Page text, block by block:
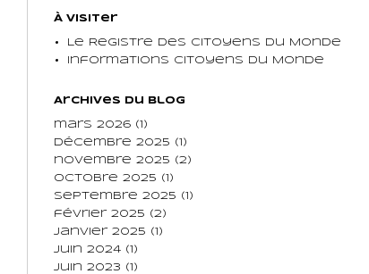
À Visiter
Le Registre des Citoyens du Monde
Informations Citoyens du Monde
Archives du blog
mars 2026 (1)
décembre 2025 (1)
novembre 2025 (2)
octobre 2025 (1)
septembre 2025 (1)
février 2025 (2)
janvier 2025 (1)
juin 2024 (1)
juin 2023 (1)